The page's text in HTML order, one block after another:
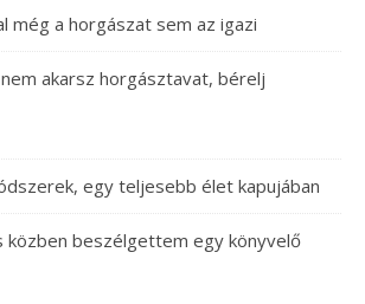
még a horgászat sem az igazi
akarsz horgásztavat, bérelj
egy teljesebb élet kapujában
közben beszélgettem egy könyvelő